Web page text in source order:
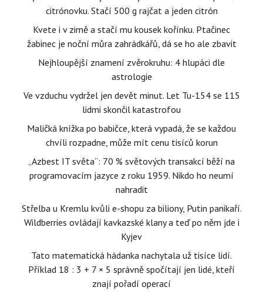
citrónovku. Stačí 500 g rajčat a jeden citrón
Kvete i v zimě a stačí mu kousek kořínku. Ptačinec
žabinec je noční můra zahrádkářů, dá se ho ale zbavit
Nejhloupější znamení zvěrokruhu: 4 hlupáci dle
astrologie
Ve vzduchu vydržel jen devět minut. Let Tu-154 se 115
lidmi skončil katastrofou
Maličká knížka po babičce, která vypadá, že se každou
chvíli rozpadne, může mít cenu tisíců korun
„Azbest IT světa“: 70 % světových transakcí běží na
programovacím jazyce z roku 1959. Nikdo ho neumí
nahradit
Střelba u Kremlu kvůli e-shopu za biliony, Putin panikaří.
Wildberries ovládají kavkazské klany a teď po něm jde i
Kyjev
Tato matematická hádanka nachytala už tisíce lidí.
Příklad 18 : 3 + 7 × 5 správně spočítají jen lidé, kteří
znají pořadí operací